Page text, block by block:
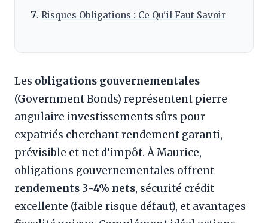
Risques Obligations : Ce Qu'il Faut Savoir
Les obligations gouvernementales
(Government Bonds) représentent pierre
angulaire investissements sûrs pour
expatriés cherchant rendement garanti,
prévisible et net d’impôt. À Maurice,
obligations gouvernementales offrent
rendements 3-4% nets, sécurité crédit
excellente (faible risque défaut), et avantages